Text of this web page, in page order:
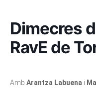
Dimecres
RavE de
Amb Arantza Labuena i